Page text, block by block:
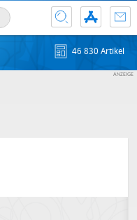
46 830 Artikel